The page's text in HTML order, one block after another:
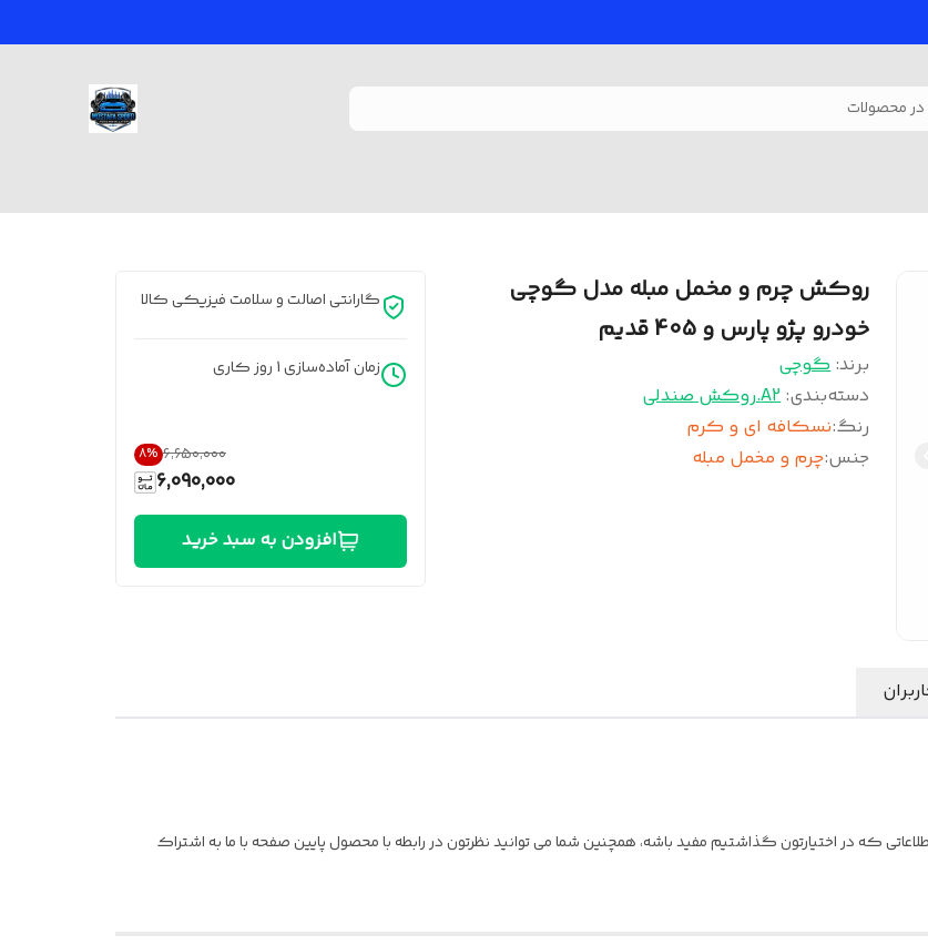
محصولات
روکش چرم و مخمل مبله مدل گوچی
خودرو پژو پارس و 405 قدیم
برند:گوچی
دسته‌بندی:A2.روکش صندلی
رنگ:نسکافه ای و کرم
جنس:چرم و مخمل مبله
گارانتی اصالت و سلامت فیزیکی کالا
زمان آماده‌سازی1 روز کاری
۶٬۶۵۰٬۰۰۰ 8%
6,090,000
افزودن به سبد خرید
که در اختیارتون گذاشتیم مفید باشه، همچنین شما می توانید نظرتون در رابطه با محصول پایین صفحه با ما به اشتراک